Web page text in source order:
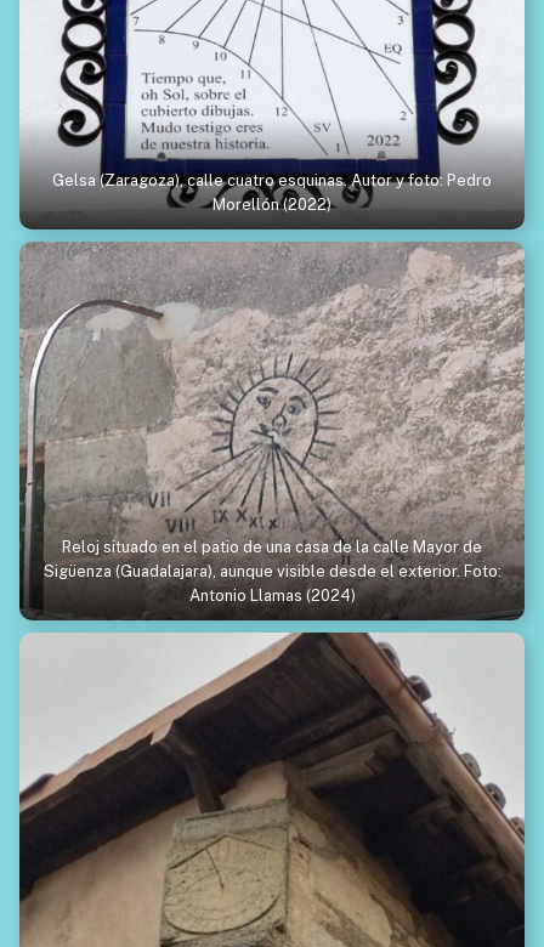
Gelsa (Zaragoza), calle cuatro esquinas. Autor y foto: Pedro
Morellón (2022)
Reloj situado en el patio de una casa de la calle Mayor de
Sigüenza (Guadalajara), aunque visible desde el exterior. Foto:
Antonio Llamas (2024)